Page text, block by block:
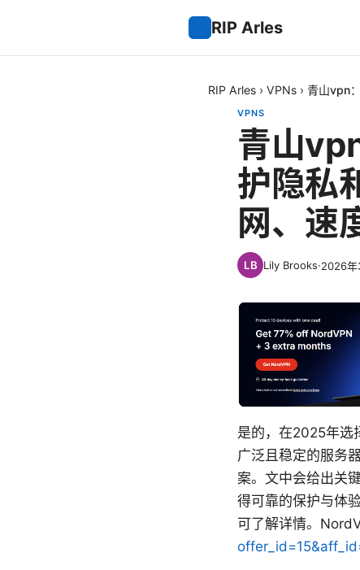
RIP Arles
RIP Arles › VPNs › 青山vpn
VPNS
青山
护隐私
网、速
Lily Brooks·2026年
是的，在2025年选
广泛且稳定的服务
案。文中会给出关
得可靠的保护与体
可了解详情。